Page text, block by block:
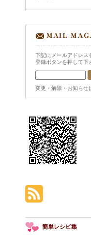
下記にメールアドレス
登録ボタンを押して下
変更・解除・お知らせ
簡単レシピ集